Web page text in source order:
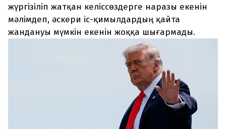
Редакциямен байланыс
+7 708 604 51 06
+7 701 220 64 52
жүргізіліп жатқан келіссөздерге наразы екенін
мәлімдеп, әскери іс-қимылдардың қайта
жандануы мүмкін екенін жоққа шығармады.